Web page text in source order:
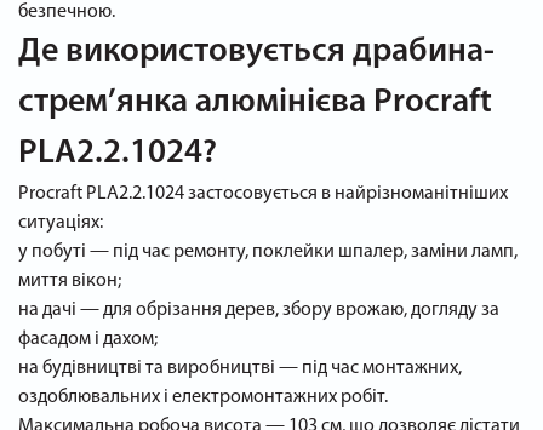
безпечною.
Де використовується драбина-
стрем’янка алюмінієва Procraft
PLA2.2.1024?
Procraft PLA2.2.1024 застосовується в найрізноманітніших
ситуаціях:
у побуті — під час ремонту, поклейки шпалер, заміни ламп,
миття вікон;
на дачі — для обрізання дерев, збору врожаю, догляду за
фасадом і дахом;
на будівництві та виробництві — під час монтажних,
оздоблювальних і електромонтажних робіт.
Максимальна робоча висота — 103 см, що дозволяє дістати